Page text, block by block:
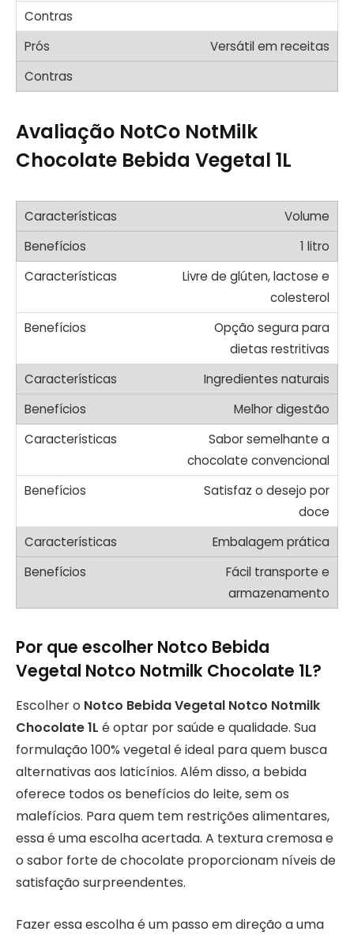
Versátil em receitas
Avaliação NotCo NotMilk
Chocolate Bebida Vegetal 1L
Volume
1 litro
Livre de glúten, lactose e
colesterol
Opção segura para
dietas restritivas
Ingredientes naturais
Melhor digestão
Sabor semelhante a
chocolate convencional
Satisfaz o desejo por
doce
Embalagem prática
Fácil transporte e
armazenamento
Por que escolher Notco Bebida
Vegetal Notco Notmilk Chocolate 1L?
Escolher o Notco Bebida Vegetal Notco Notmilk
Chocolate 1L é optar por saúde e qualidade. Sua
formulação 100% vegetal é ideal para quem busca
alternativas aos laticínios. Além disso, a bebida
oferece todos os benefícios do leite, sem os
malefícios. Para quem tem restrições alimentares,
essa é uma escolha acertada. A textura cremosa e
o sabor forte de chocolate proporcionam níveis de
satisfação surpreendentes.
Fazer essa escolha é um passo em direção a uma